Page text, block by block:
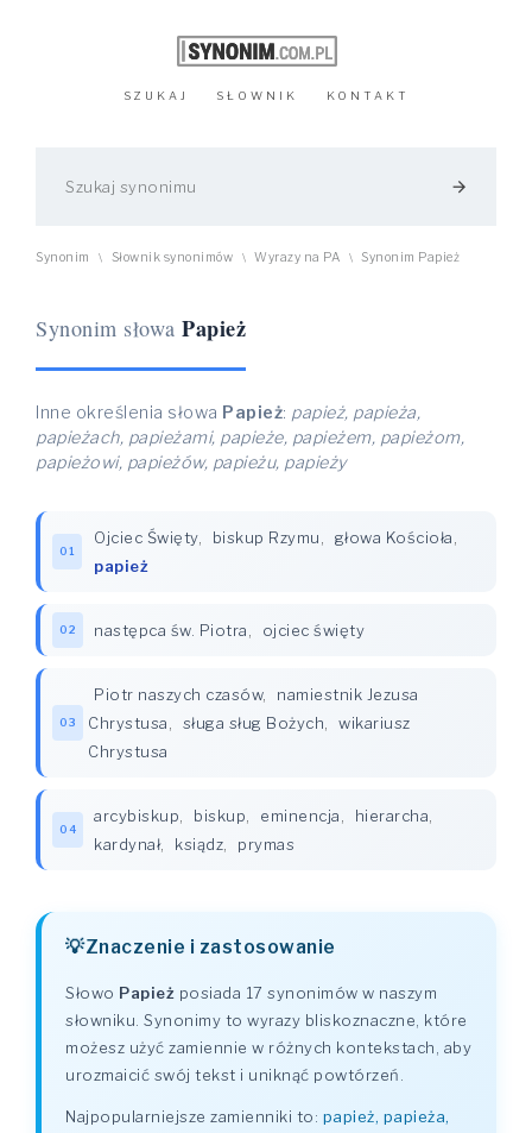
SZUKAJ SŁOWNIK KONTAKT
arrow_forward
Synonim \ Słownik synonimów \ Wyrazy na PA \ Synonim Papież
Synonim słowa Papież
Inne określenia słowa Papież: papież, papieża,
papieżach, papieżami, papieże, papieżem, papieżom,
papieżowi, papieżów, papieżu, papieży
01
Ojciec Święty, biskup Rzymu głowa Kościoła
papież
02 następca św. Piotra ojciec święty
03
Piotr naszych czasów,
namiestnik Jezusa
Chrystusa
sługa sług Bożych
wikariusz
Chrystusa
04
arcybiskup biskup eminencja hierarcha
kardynał, ksiądz prymas
Znaczenie i zastosowanie
Słowo Papież posiada 17 synonimów w naszym
słowniku. Synonimy to wyrazy bliskoznaczne, które
możesz użyć zamiennie w różnych kontekstach, aby
urozmaicić swój tekst i uniknąć powtórzeń.
Najpopularniejsze zamienniki to: papież, papieża,